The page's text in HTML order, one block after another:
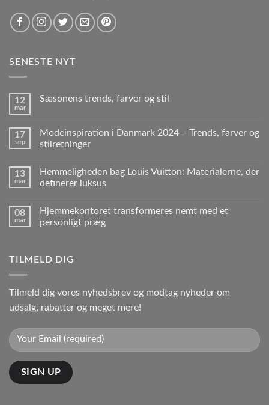
SENESTE NYT
12
mar
Sæsonens trends, farver og stil
17
sep
Modeinspiration i Danmark 2024 – Trends, farver og
stilretninger
13
mar
Hemmeligheden bag Louis Vuitton: Materialerne, der
definerer luksus
08
mar
Hjemmekontoret transformeres nemt med et
personligt præg
TILMELD DIG
Tilmeld dig vores nyhedsbrev og modtag nyheder om
udsalg, rabatter og meget mere!